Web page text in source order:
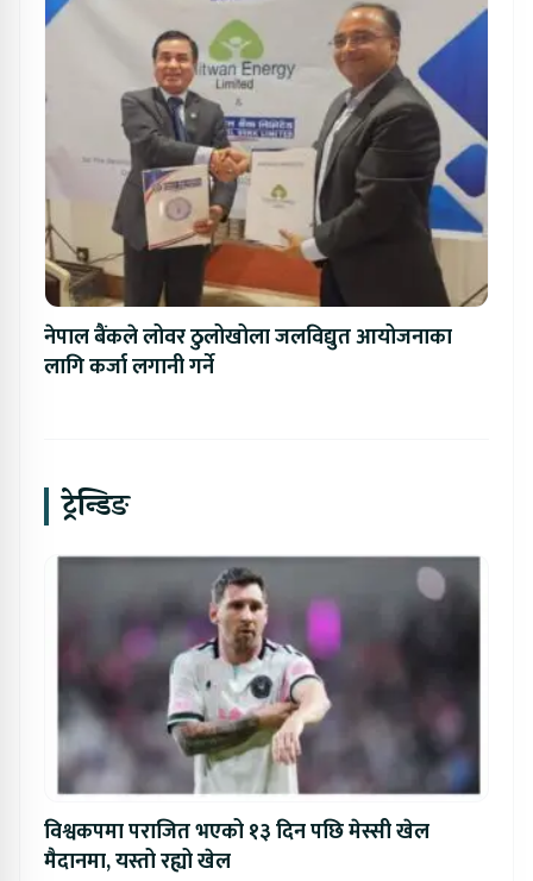
नेपाल बैंकले लोवर ठुलोखोला जलविद्युत आयोजनाका
लागि कर्जा लगानी गर्ने
ट्रेन्डिङ
विश्वकपमा पराजित भएको १३ दिन पछि मेस्सी खेल
मैदानमा, यस्तो रह्यो खेल